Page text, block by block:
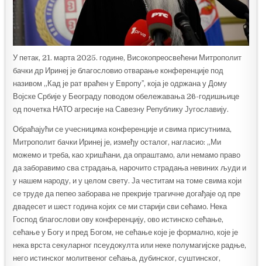
У петак, 21. марта 2025. године, Високопреосвећени Митрополит
бачки др Иринеј је благословио отварање конференције под
називом „Кад је рат враћен у Европуˮ, која је одржана у Дому
Војске Србије у Београду поводом обележавања 26-годишњице
од почетка НАТО агресије на Савезну Републику Југославију.
Обраћајући се учесницима конференције и свима присутнима,
Митрополит бачки Иринеј је, између осталог, нагласио: „Ми
можемо и треба, као хришћани, да опраштамо, али немамо право
да заборавимо сва страдања, нарочито страдања невиних људи и
у нашем народу, и у целом свету. Ја честитам на томе свима који
се труде да пепео заборава не прекрије трагичне догађаје од пре
двадесет и шест година којих се ми старији сви сећамо. Нека
Господ благослови ову конференцију, ово истинско сећање,
сећање у Богу и пред Богом, не сећање које је формално, које је
нека врста секуларног псеудокулта или неке полумагијске радње,
него истинског молитвеног сећања, дубинског, суштинског,